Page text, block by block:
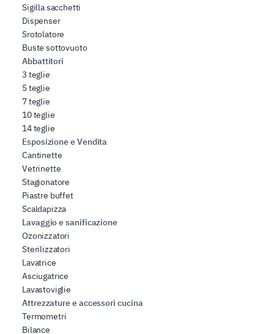
Sigilla sacchetti
Dispenser
Srotolatore
Buste sottovuoto
Abbattitori
3 teglie
5 teglie
7 teglie
10 teglie
14 teglie
Esposizione e Vendita
Cantinette
Vetrinette
Stagionatore
Piastre buffet
Scaldapizza
Lavaggio e sanificazione
Ozonizzatori
Sterilizzatori
Lavatrice
Asciugatrice
Lavastoviglie
Attrezzature e accessori cucina
Termometri
Bilance